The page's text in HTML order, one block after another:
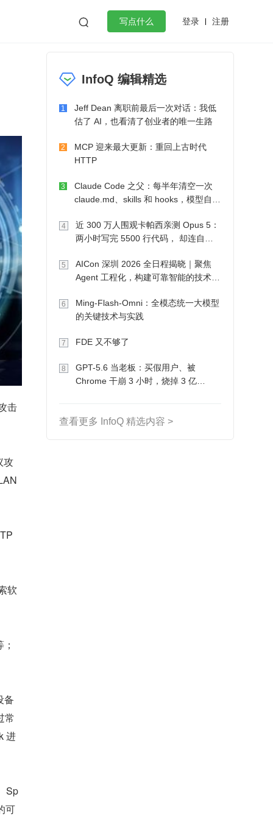
 写点什么 登录 注册
微服务架构 flutter
击
攻
软
备
常
进
Sp
可
InfoQ 编辑精选
1
Jeff Dean 离职前最后一次对话：我低
估了 AI，也看清了创业者的唯一生路
2
MCP 迎来最大更新：重回上古时代
HTTP
3
Claude Code 之父：每半年清空一次
claude.md、skills 和 hooks，模型自己
4
近 300 万人围观卡帕西亲测 Opus 5：
两小时写完 5500 行代码， 却连自己
5
AICon 深圳 2026 全日程揭晓｜聚焦
Agent 工程化，构建可靠智能的技术路
6
Ming-Flash-Omni：全模态统一大模型
的关键技术与实践
7 FDE 又不够了
8
GPT-5.6 当老板：买假用户、被
Chrome 干崩 3 小时，烧掉 3 亿
查看更多 InfoQ 精选内容 >